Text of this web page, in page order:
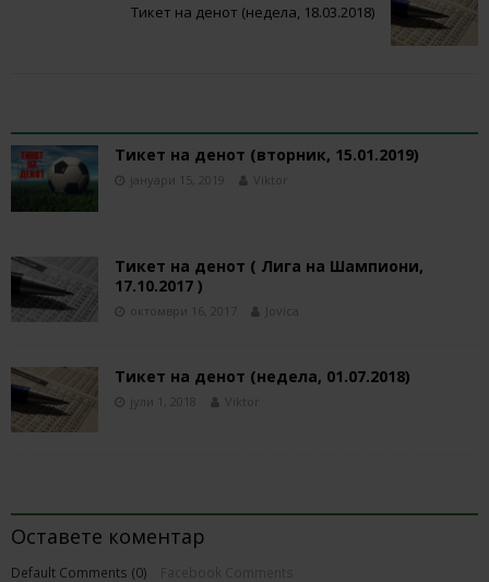
Тикет на денот (недела, 18.03.2018)
Тикет на денот (вторник, 15.01.2019)
јануари 15, 2019 Viktor
Тикет на денот ( Лига на Шампиони,
17.10.2017 )
октомври 16, 2017 Jovica
Тикет на денот (недела, 01.07.2018)
јули 1, 2018 Viktor
Оставете коментар
Default Comments (0)